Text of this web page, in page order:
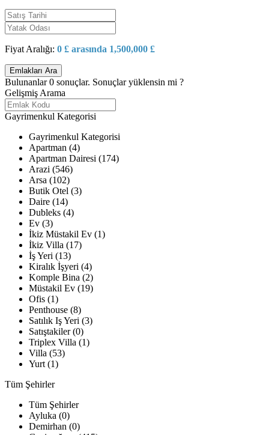
Fiyat Aralığı: 0 £ arasında 1,500,000 £
Bulunanlar0 sonuçlar. Sonuçlar yüklensin mi ?
Gelişmiş Arama
Gayrimenkul Kategorisi
Gayrimenkul Kategorisi
Apartman (4)
Apartman Dairesi (174)
Arazi (546)
Arsa (102)
Butik Otel (3)
Daire (14)
Dubleks (4)
Ev (3)
İkiz Müstakil Ev (1)
İkiz Villa (17)
İş Yeri (13)
Kiralık İşyeri (4)
Komple Bina (2)
Müstakil Ev (19)
Ofis (1)
Penthouse (8)
Satılık Iş Yeri (3)
Satıştakiler (0)
Triplex Villa (1)
Villa (53)
Yurt (1)
Tüm Şehirler
Tüm Şehirler
Ayluka (0)
Demirhan (0)